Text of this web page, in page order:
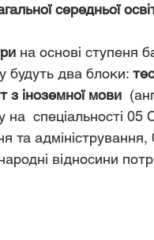
середньої
на основі ступеня
будуть два блоки:
з іноземної мови
на  спеціальності 05
та
відносини